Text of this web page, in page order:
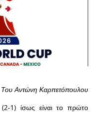
Του Αντώνη Καρπετόπουλου
1) ίσως είναι το πρώτο